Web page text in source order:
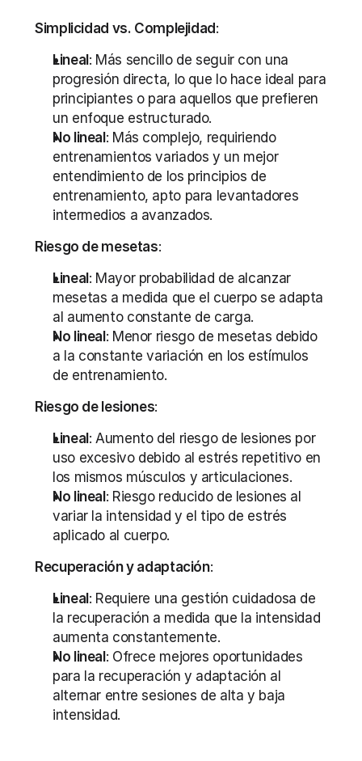
Simplicidad vs. Complejidad :
Lineal : Más sencillo de seguir con una
progresión directa, lo que lo hace ideal para
principiantes o para aquellos que prefieren
un enfoque estructurado.
No lineal : Más complejo, requiriendo
entrenamientos variados y un mejor
entendimiento de los principios de
entrenamiento, apto para levantadores
intermedios a avanzados.
Riesgo de mesetas:
Lineal : Mayor probabilidad de alcanzar
mesetas a medida que el cuerpo se adapta
al aumento constante de carga.
No lineal : Menor riesgo de mesetas debido
a la constante variación en los estímulos
de entrenamiento.
Riesgo de lesiones:
Lineal : Aumento del riesgo de lesiones por
uso excesivo debido al estrés repetitivo en
los mismos músculos y articulaciones.
No lineal : Riesgo reducido de lesiones al
variar la intensidad y el tipo de estrés
aplicado al cuerpo.
Recuperación y adaptación:
Lineal : Requiere una gestión cuidadosa de
la recuperación a medida que la intensidad
aumenta constantemente.
No lineal : Ofrece mejores oportunidades
para la recuperación y adaptación al
alternar entre sesiones de alta y baja
intensidad.